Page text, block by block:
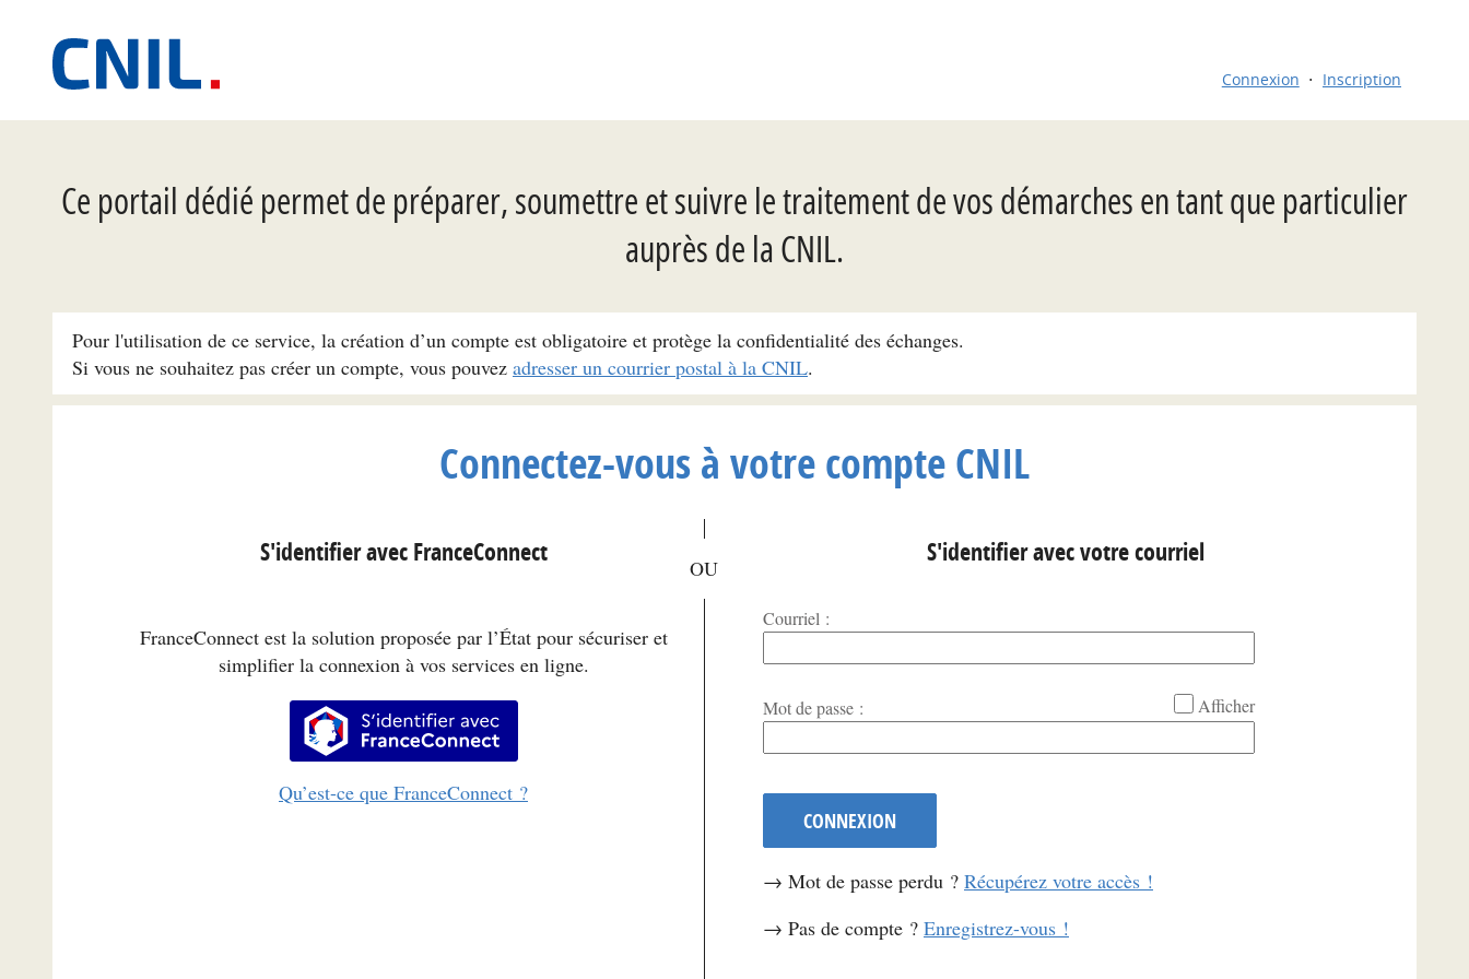
Connexion Inscription
Ce portail dédié permet de préparer, soumettre et suivre le traitement de vos démarches en tant que particulier
auprès de la CNIL.
Pour l'utilisation de ce service, la création d’un compte est obligatoire et protège la confidentialité des échanges.
Si vous ne souhaitez pas créer un compte, vous pouvez adresser un courrier postal à la CNIL.
Connectez-vous à votre compte CNIL
S'identifier avec FranceConnect
FranceConnect est la solution proposée par l’État pour sécuriser et
simplifier la connexion à vos services en ligne.
S’identifier avec FranceConnect
Qu’est-ce que FranceConnect ?
S'identifier avec votre courriel
Courriel :
Mot de passe : Afficher
CONNEXION
→ Mot de passe perdu ? Récupérez votre accès !
→ Pas de compte ? Enregistrez-vous !